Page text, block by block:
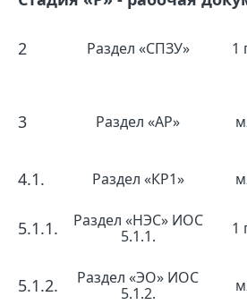
2 Раздел «СПЗУ» 1
3 Раздел «АР»
4.1. Раздел «КР1»
5.1.1.
Раздел «НЭС» ИОС
5.1.1.
1
5.1.2.
Раздел «ЭО» ИОС
5.1.2.